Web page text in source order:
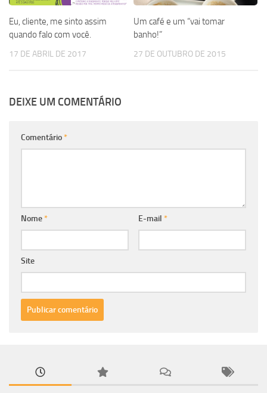
Eu, cliente, me sinto assim
quando falo com você.
17 DE ABRIL DE 2017
Um café e um “vai tomar
banho!”
27 DE OUTUBRO DE 2015
DEIXE UM COMENTÁRIO
Comentário*
Nome* E-mail *
Site